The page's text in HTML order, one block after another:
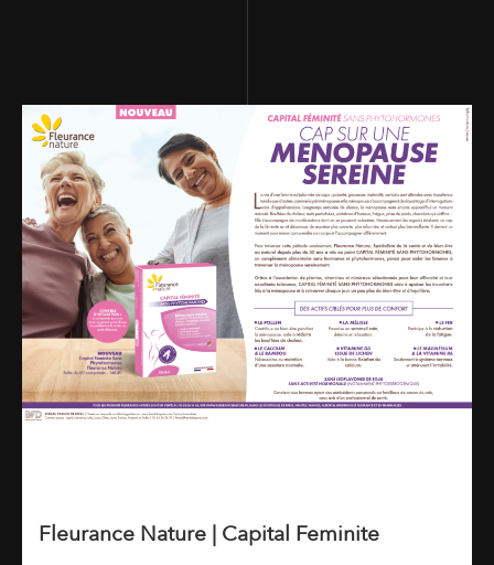
Fleurance Nature | Capital Feminite